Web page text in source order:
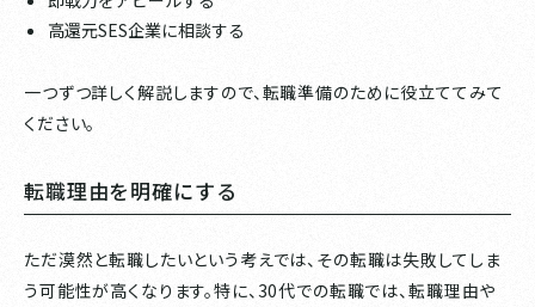
高還元SES企業に相談する
一つずつ詳しく解説しますので、転職準備のために役立ててみて
ください。
転職理由を明確にする
ただ漠然と転職したいという考えでは、その転職は失敗してしま
う可能性が高くなります。特に、30代での転職では、転職理由や